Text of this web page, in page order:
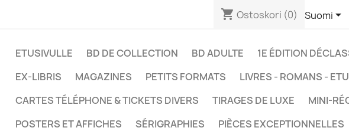
shopping_cart Ostoskori (0) Suomi
ETUSIVULLE BD DE COLLECTION BD ADULTE 1E ÉDITION
EX-LIBRIS
MAGAZINES PETITS FORMATS LIVRES - ROMANS -
CARTES TÉLÉPHONE & TICKETS DIVERS
TIRAGES DE LUXE
MINI-
POSTERS ET AFFICHES
SÉRIGRAPHIES PIÈCES EXCEPTIONNELLES